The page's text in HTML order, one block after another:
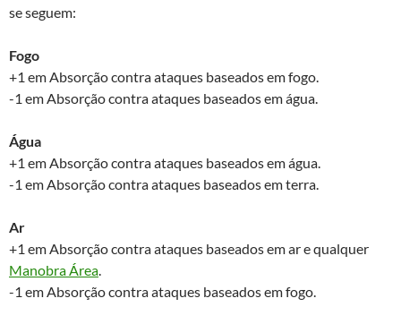
se seguem:
Fogo
+1 em Absorção contra ataques baseados em fogo.
-1 em Absorção contra ataques baseados em água.
Água
+1 em Absorção contra ataques baseados em água.
-1 em Absorção contra ataques baseados em terra.
Ar
+1 em Absorção contra ataques baseados em ar e qualquer
Manobra Área.
-1 em Absorção contra ataques baseados em fogo.